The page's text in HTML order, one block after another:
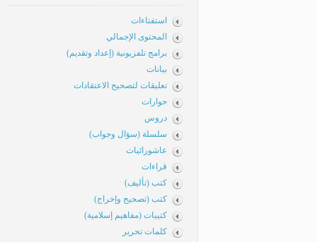
استفتاءات
المحتوى الإجمالي
برامج تلفزيونية (إعداد وتقديم)
بيانات
تعليقات لتصحيح الاعتقادات
حوارات
دروس
سلسلة (سؤال وجواب)
عاشورائيات
قراءات
كتب (تأليف)
كتب (تصحيح وإخراج)
كتيبات (مفاهيم إسلامية)
كلمات تحرير